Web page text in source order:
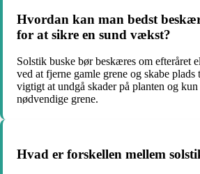
Hvordan kan man bedst
for at sikre en sund vækst?
Solstik buske bør beskæres om efteråret
ved at fjerne gamle grene og skabe
vigtigt at undgå skader på planten og
nødvendige grene.
Hvad er forskellen mellem